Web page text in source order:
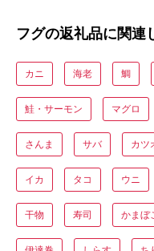
フグの返礼品に関連
カニ 海老 鯛
鮭・サーモン マグロ
さんま サバ カツ
イカ タコ ウニ
干物 寿司 かまぼ